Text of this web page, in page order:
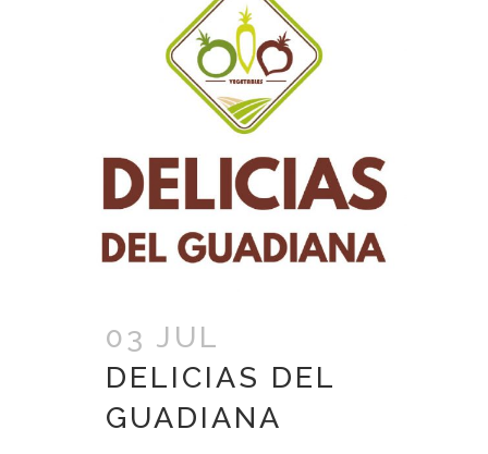
03 JUL
DELICIAS DEL
GUADIANA